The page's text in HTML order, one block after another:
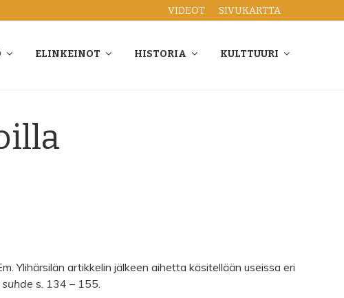
VIDEOT SIVUKARTTA
ELINKEINOT HISTORIA KULTTUURI
Ylihärsilän artikkelin jälkeen aihetta käsitellään useissa eri
s. 134 – 155.